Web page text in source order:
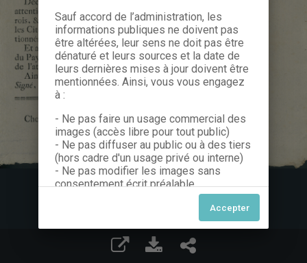
Sauf accord de l’administration, les
informations publiques ne doivent pas
être altérées, leur sens ne doit pas être
dénaturé et leurs sources et la date de
leurs dernières mises à jour doivent être
mentionnées. Ainsi, vous vous engagez
à :
- Ne pas faire un usage commercial des
images (accès libre pour tout public)
- Ne pas diffuser au public ou à des tiers
(hors cadre d'un usage privé ou interne)
- Ne pas modifier les images sans
consentement écrit préalable
Dans le cas contraire, nous vous invitons
à nous contacter afin de solliciter le type
de Licence souhaitée parmi celles
proposées et le cas échéant, acquitter